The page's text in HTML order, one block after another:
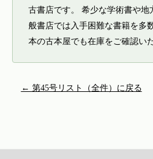
古書店です。 希少な学術書や
般書店では入手困難な書籍を多
本の古本屋でも在庫をご確認い
← 第45号リスト（全件）に戻る